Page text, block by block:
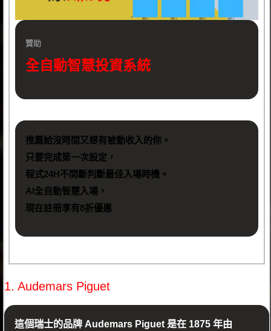
贊助
全自動智慧投資系統
推薦給沒時間又想有被動收入的你。
只要完成第一次設定，
程式24H不間斷判斷最佳入場時機。
AI全自動智慧入場，
現在註冊享有8折優惠
1. Audemars Piguet
這個瑞士的品牌 Audemars Piguet 是在 1875 年由